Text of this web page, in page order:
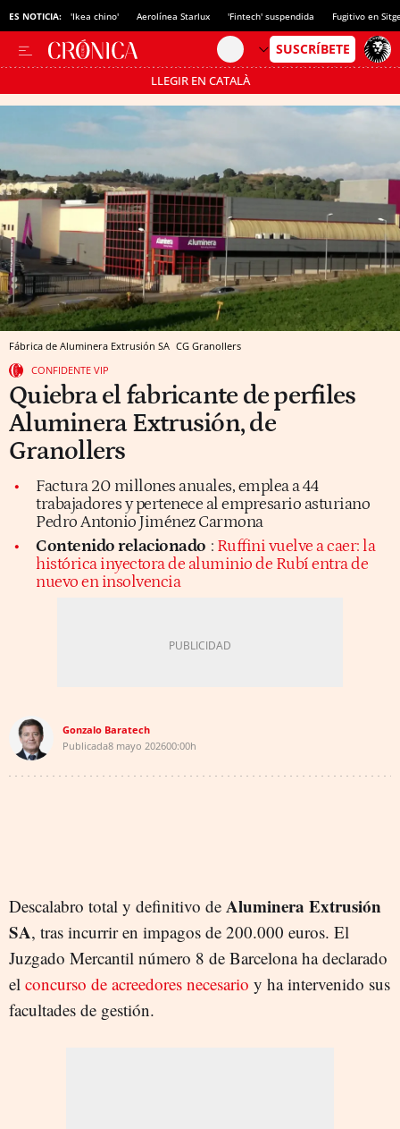
ES NOTICIA: 'Ikea chino' Aerolínea Starlux 'Fintech' suspendida Fugitivo en
LLEGIR EN CATALÀ
Pásate al MODO AHORRO
Fábrica de Aluminera Extrusión SA CG Granollers
CONFIDENTE VIP
Quiebra el fabricante de perfiles
Aluminera Extrusión, de
Granollers
Factura 20 millones anuales, emplea a 44
trabajadores y pertenece al empresario asturiano
Pedro Antonio Jiménez Carmona
Contenido relacionado : Ruffini vuelve a caer: la
histórica inyectora de aluminio de Rubí entra de
nuevo en insolvencia
Gonzalo Baratech
Publicada8 mayo 202600:00h
Descalabro total y definitivo de Aluminera Extrusión
SA, tras incurrir en impagos de 200.000 euros. El
Juzgado Mercantil número 8 de Barcelona ha declarado
el concurso de acreedores necesario y ha intervenido sus
facultades de gestión.